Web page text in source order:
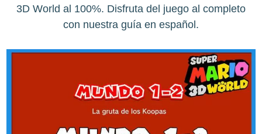
3D World al 100%. Disfruta del juego al completo
con nuestra guía en español.